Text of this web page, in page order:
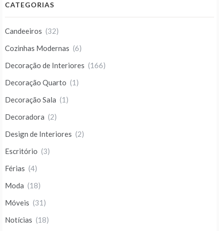
CATEGORIAS
Candeeiros (32)
Cozinhas Modernas (6)
Decoração de Interiores (166)
Decoração Quarto (1)
Decoração Sala (1)
Decoradora (2)
Design de Interiores (2)
Escritório (3)
Férias (4)
Moda (18)
Móveis (31)
Notícias (18)